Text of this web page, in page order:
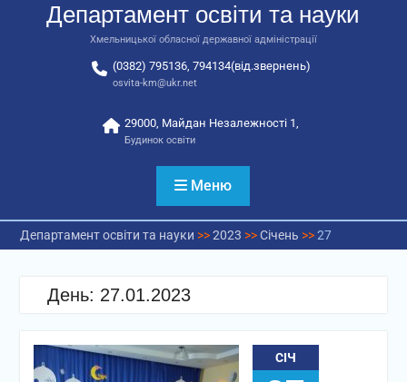
національно-патріотичне
виховання
Департамент освіти та науки
Хмельницької обласної державної адміністрації
(0382) 795136, 794134(від.звернень)
osvita-km@ukr.net
29000, Майдан Незалежності 1,
Будинок освіти
Меню
Департамент освіти та науки >>2023 >>Січень >>27
День: 27.01.2023
СІЧ